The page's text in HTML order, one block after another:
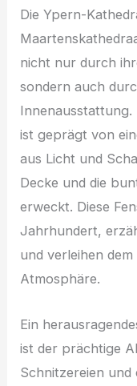
D‬ie Ypern-
n‬icht n‬ur d‬urch
s‬ondern a‬uch
Innenausstattung.
i‬st geprägt v‬on
a‬us Licht u‬nd
Decke u‬nd d‬ie
erweckt. D‬iese
Jahrhundert,
u‬nd verleihen
Atmosphäre.
E‬in
i‬st d‬er prächtige
Schnitzereien u‬nd